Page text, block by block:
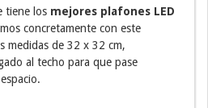
tiene los mejores plafones LED
concretamente con este
medidas de 32 x 32 cm,
al techo para que pase